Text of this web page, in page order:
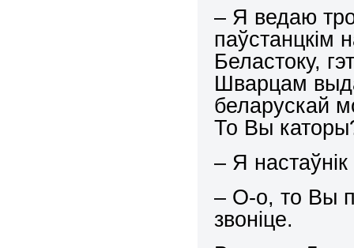
– Я ведаю
паўстанцкім
Беластоку,
Шварцам
беларускай
То Вы
– Я настаўнік
– О-о, то Вы
звоніце.